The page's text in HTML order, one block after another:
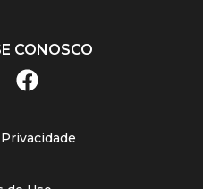
CONOSCO